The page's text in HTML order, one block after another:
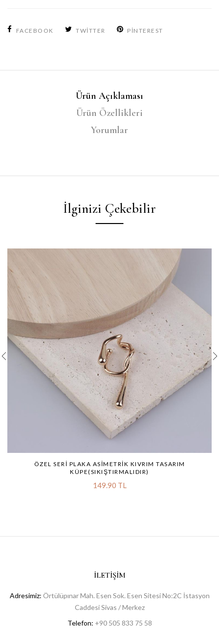
FACEBOOK TWITTER PINTEREST
Ürün Açıklaması
Ürün Özellikleri
Yorumlar
İlginizi Çekebilir
ÖZEL SERI PLAKA ASIMETRIK KIVRIM TASARIM
KÜPE(SIKIŞTIRMALIDIR)
149.90 TL
İLETIŞIM
Adresimiz: Örtülüpınar Mah. Esen Sok. Esen Sitesi No:2C İstasyon
Caddesi Sivas / Merkez
Telefon: +90 505 833 75 58